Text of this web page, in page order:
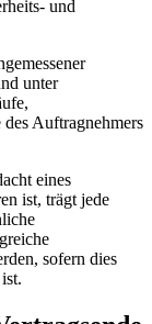
und
unter
des Auftragnehmers
eines
ist, trägt jede
sofern dies